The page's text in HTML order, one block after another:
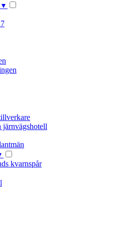
▾
järnvägshotell
kvarnspår